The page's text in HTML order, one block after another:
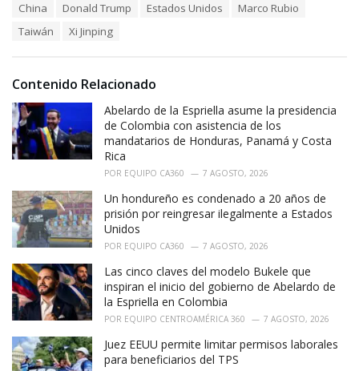
i
s
:
China Donald Trump Estados Unidos
Marco Rubio
Taiwán
Xi Jinping
Contenido Relacionado
Abelardo de la Espriella asume la presidencia
de Colombia con asistencia de los
mandatarios de Honduras, Panamá y Costa
Rica
POR EQUIPO CA360 7 AGOSTO, 2026
Un hondureño es condenado a 20 años de
prisión por reingresar ilegalmente a Estados
Unidos
POR EQUIPO CA360 7 AGOSTO, 2026
Las cinco claves del modelo Bukele que
inspiran el inicio del gobierno de Abelardo de
la Espriella en Colombia
POR EQUIPO CENTROAMÉRICA 360 7 AGOSTO, 2026
Juez EEUU permite limitar permisos laborales
para beneficiarios del TPS